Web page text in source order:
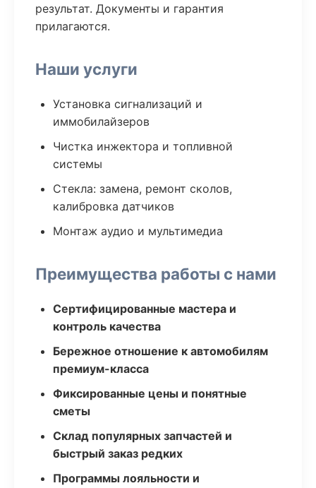
результат. Документы и гарантия
прилагаются.
Наши услуги
Установка сигнализаций и
иммобилайзеров
Чистка инжектора и топливной
системы
Стекла: замена, ремонт сколов,
калибровка датчиков
Монтаж аудио и мультимедиа
Преимущества работы с нами
Сертифицированные мастера и
контроль качества
Бережное отношение к автомобилям
премиум-класса
Фиксированные цены и понятные
сметы
Склад популярных запчастей и
быстрый заказ редких
Программы лояльности и